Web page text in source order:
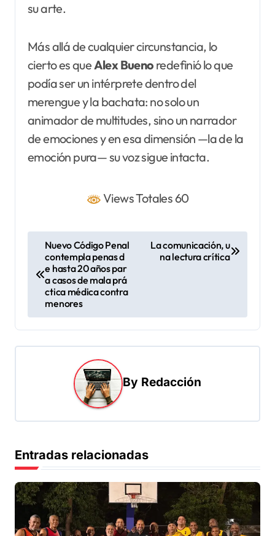
su arte.
Más allá de cualquier circunstancia, lo
cierto es queAlex Bueno redefinió lo que
podía ser un intérprete dentro del
merengue y la bachata: no solo un
animador de multitudes, sino un narrador
de emociones y en esa dimensión —la de la
emoción pura— su voz sigue intacta.
Views Totales 60
g
a
n
e
e
n
t
Nuevo Código Penal
contempla penas d
e hasta 20 años par
a casos de mala prá
ctica médica contra
menores
La comunicación, u
na lectura crítica
By Redacción
Entradas relacionadas